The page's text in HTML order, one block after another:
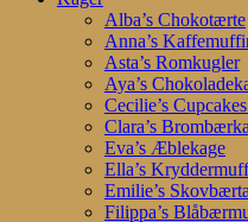
Alba’s Chokotærte
Anna’s
Asta’s Romkugler
Aya’s
Cecilie’s
Clara’s
Eva’s Æblekage
Ella’s
Emilie’s
Filippa’s